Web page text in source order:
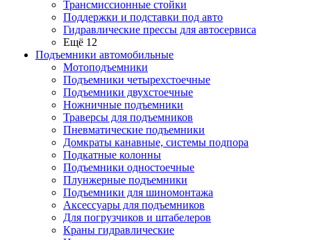
Трансмиссионные стойки
Поддержки и подставки под авто
Гидравлические прессы для автосервиса
Ещё 12
Подъемники автомобильные
Мотоподъемники
Подъемники четырехстоечные
Подъемники двухстоечные
Ножничные подъемники
Траверсы для подъемников
Пневматические подъемники
Домкраты канавные, системы подпора
Подкатные колонны
Подъемники одностоечные
Плунжерные подъемники
Подъемники для шиномонтажа
Аксессуары для подъемников
Для погрузчиков и штабелеров
Краны гидравлические